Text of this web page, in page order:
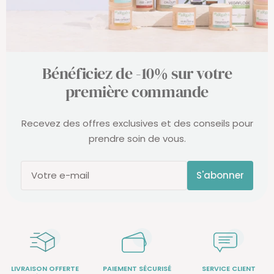
Bénéficiez de -10% sur votre
première commande
Recevez des offres exclusives et des conseils pour
prendre soin de vous.
Votre e-mail S'abonner
LIVRAISON OFFERTE
PAIEMENT SÉCURISÉ
SERVICE CLIENT